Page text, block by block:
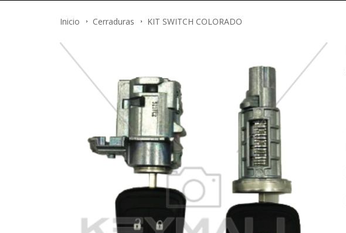
Inicio Cerraduras KIT SWITCH COLORADO